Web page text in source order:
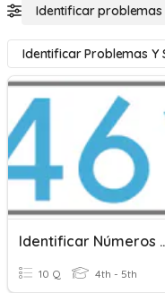
Identificar problemas
Identificar Problemas Y
Identificar
10 Q 4th - 5th